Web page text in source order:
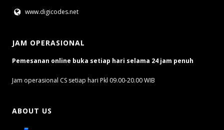
www.digicodes.net
JAM OPERASIONAL
Pemesanan online buka setiap hari selama 24 jam penuh
Jam operasional CS setiap hari Pkl 09.00-20.00 WIB
ABOUT US